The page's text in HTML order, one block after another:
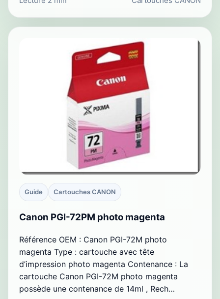
Guide Cartouches CANON
Canon PGI-72PM photo magenta
Référence OEM : Canon PGI-72M photo
magenta Type : cartouche avec tête
d’impression photo magenta Contenance : La
cartouche Canon PGI-72M photo magenta
possède une contenance de 14ml , Rech…